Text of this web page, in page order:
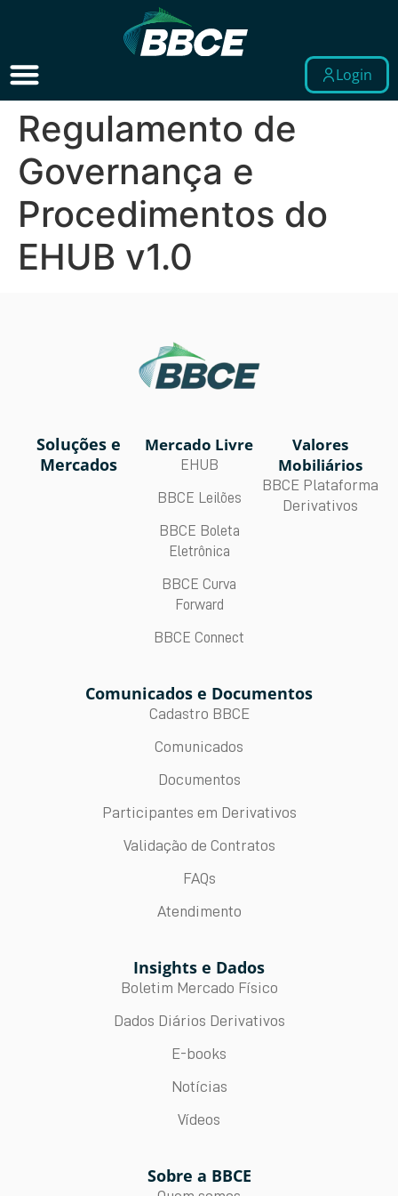
Login
Regulamento de
Governança e
Procedimentos do
EHUB v1.0
Soluções e
Mercados
Mercado Livre
EHUB
BBCE Leilões
BBCE Boleta
Eletrônica
BBCE Curva
Forward
BBCE Connect
Valores
Mobiliários
BBCE Plataforma
Derivativos
Comunicados e Documentos
Cadastro BBCE
Comunicados
Documentos
Participantes em Derivativos
Validação de Contratos
FAQs
Atendimento
Insights e Dados
Boletim Mercado Físico
Dados Diários Derivativos
E-books
Notícias
Vídeos
Sobre a BBCE